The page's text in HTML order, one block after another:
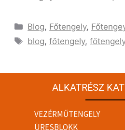
Blog, Főtengely,
blog,főtengely,
ALKATRÉSZ
VEZÉRMŰTENGELY
ÜRESBLOKK